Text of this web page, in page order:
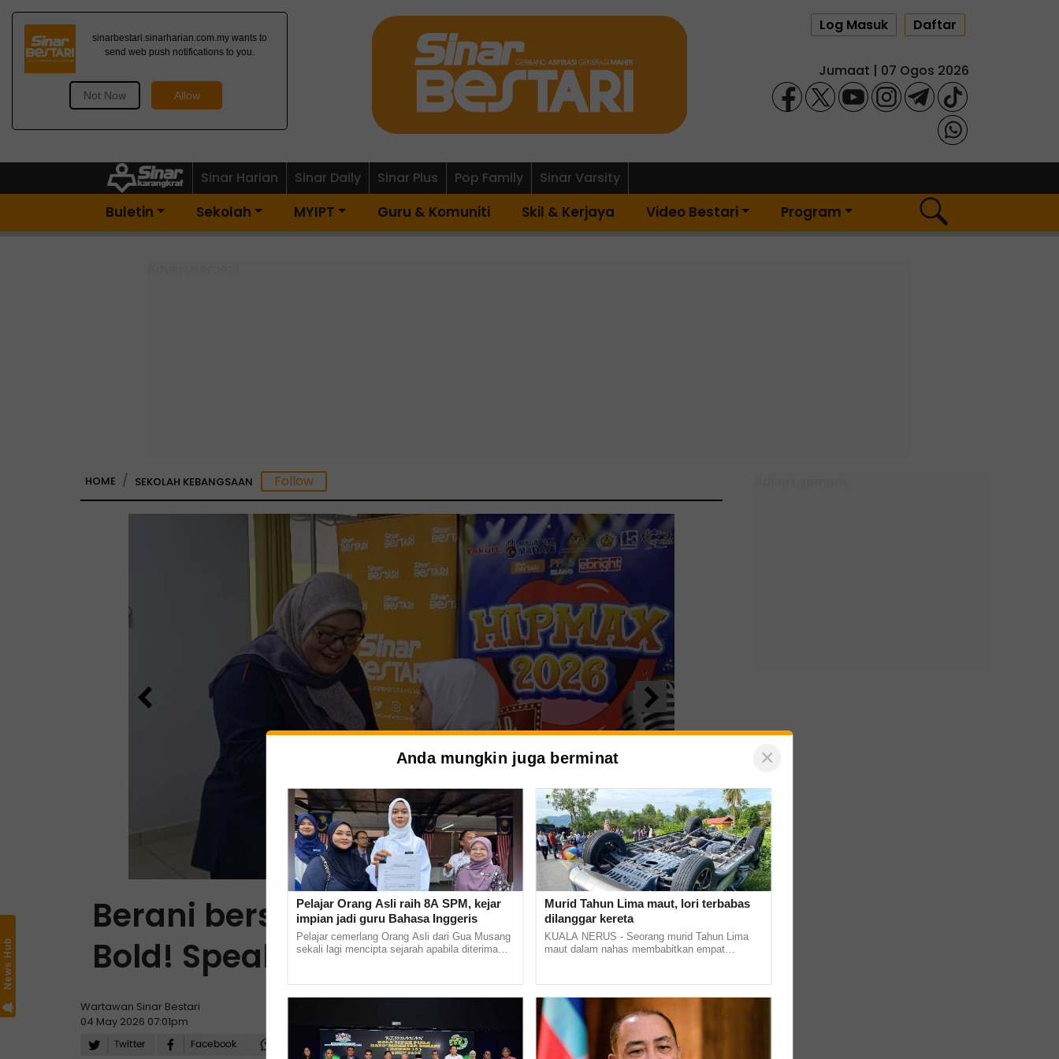
Dapatkan Newsletter
Log Masuk Daftar
Jumaat | 07 Ogos 2026
Sinar Harian Sinar Daily Sinar Plus Pop Family Sinar Varsity
Buletin Sekolah MYIPT Guru & Komuniti Skil & Kerjaya Video Bestari Program
HOME SEKOLAH KEBANGSAAN
Berani bersuara, serlah bakat: 'Be
Bold! Speak Up!' cungkil potensi murid
Wartawan Sinar Bestari
04 May 2026 07:01pm
News Hub
Anda mungkin juga berminat ×
Pelajar Orang Asli raih 8A SPM, kejar
impian jadi guru Bahasa Inggeris
Pelajar cemerlang Orang Asli dari Gua Musang
sekali lagi mencipta sejarah apabila diterima
Murid Tahun Lima maut, lori terbabas
dilanggar kereta
KUALA NERUS - Seorang murid Tahun Lima
maut dalam nahas membabitkan empat